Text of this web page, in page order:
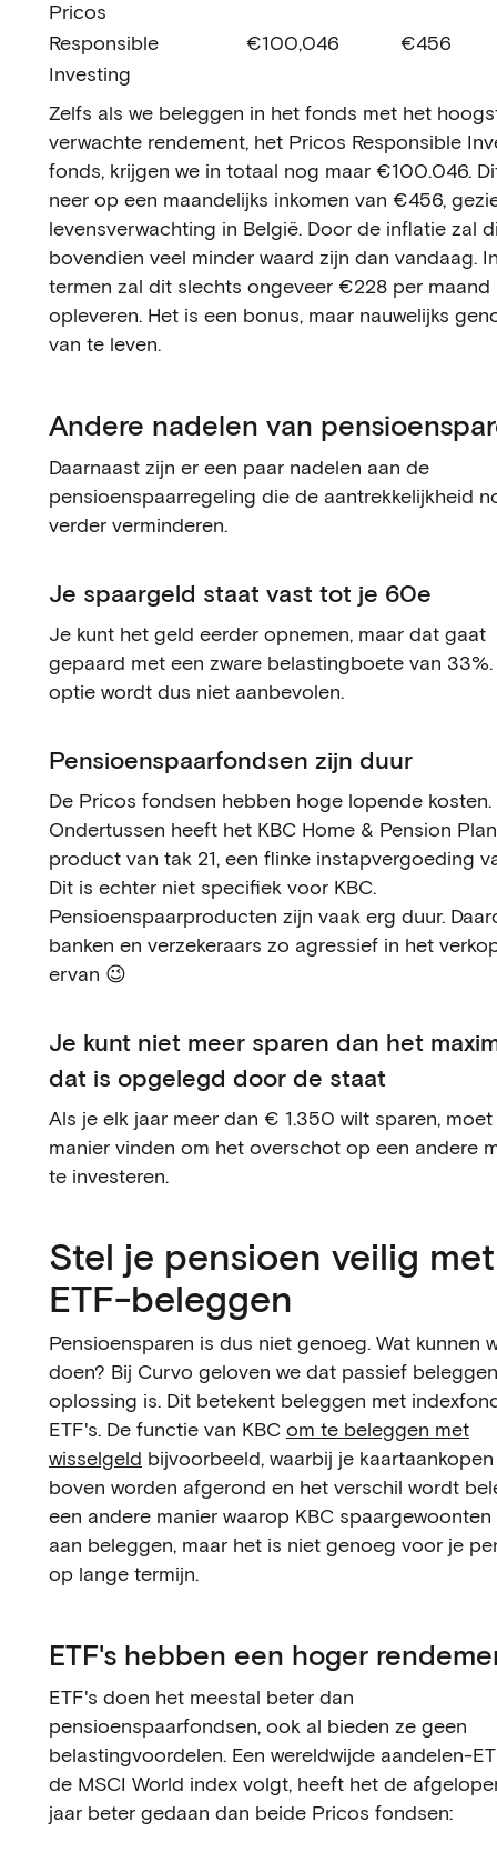
Pricos
Responsible
Investing
€100,046 €456
Zelfs als we beleggen in het fonds met het
verwachte rendement, het Pricos Responsible
fonds, krijgen we in totaal nog maar €100.046.
neer op een maandelijks inkomen van €456,
levensverwachting in België. Door de inflatie zal
bovendien veel minder waard zijn dan vandaag.
termen zal dit slechts ongeveer €228 per maand
opleveren. Het is een bonus, maar nauwelijks
van te leven.
Andere nadelen van
Daarnaast zijn er een paar nadelen aan de
pensioenspaarregeling die de aantrekkelijkheid
verder verminderen.
Je spaargeld staat vast tot je 60e
Je kunt het geld eerder opnemen, maar dat gaat
gepaard met een zware belastingboete van 33%.
optie wordt dus niet aanbevolen.
Pensioenspaarfondsen zijn duur
De Pricos fondsen hebben hoge lopende kosten.
Ondertussen heeft het KBC Home & Pension
product van tak 21, een flinke instapvergoeding
Dit is echter niet specifiek voor KBC.
Pensioenspaarproducten zijn vaak erg duur.
banken en verzekeraars zo agressief in het
ervan 😉
Je kunt niet meer sparen dan het
dat is opgelegd door de staat
Als je elk jaar meer dan € 1.350 wilt sparen,
manier vinden om het overschot op een andere
te investeren.
Stel je pensioen veilig met
ETF-beleggen
Pensioensparen is dus niet genoeg. Wat kunnen
doen? Bij Curvo geloven we dat passief
oplossing is. Dit betekent beleggen met
ETF's. De functie van KBC om te beleggen met
wisselgeld bijvoorbeeld, waarbij je
boven worden afgerond en het verschil wordt
een andere manier waarop KBC
aan beleggen, maar het is niet genoeg voor je
op lange termijn.
ETF's hebben een hoger
ETF's doen het meestal beter dan
pensioenspaarfondsen, ook al bieden ze geen
belastingvoordelen. Een wereldwijde aandelen-
de MSCI World index volgt, heeft het de
jaar beter gedaan dan beide Pricos fondsen: